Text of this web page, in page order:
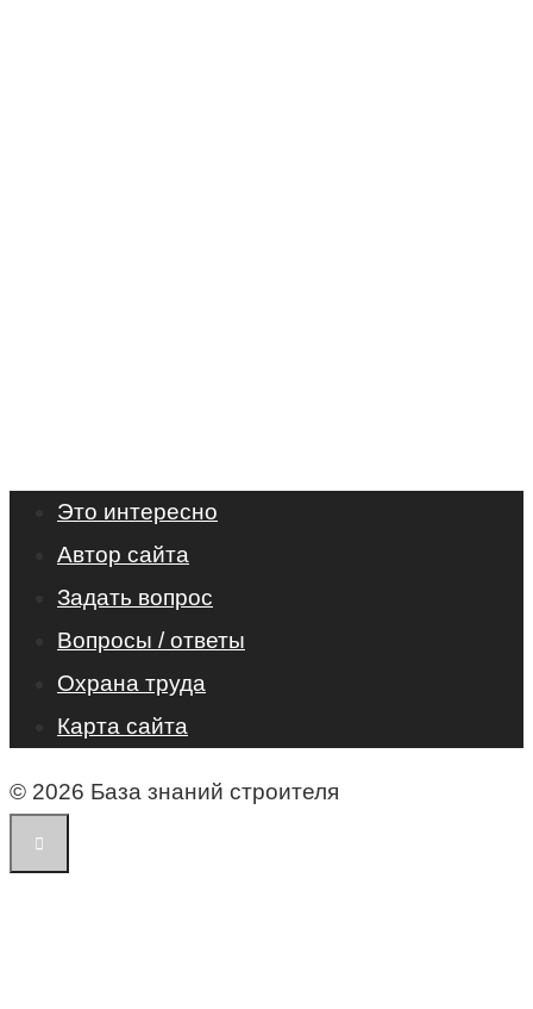
Это интересно
Автор сайта
Задать вопрос
Вопросы / ответы
Охрана труда
Карта сайта
© 2026 База знаний строителя